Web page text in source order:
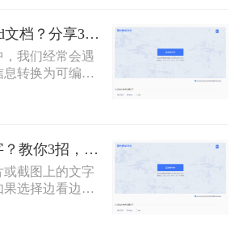
为word文档
绍几种将照片
，并给出具体的
图片怎么弄成word文档？分享3种简单方法，轻松搞定!
我们经常会遇
转换为可编辑
无论是扫描的文
们都希望能够
。那么图片怎
下面，我将详细
Word文档的方
作步骤。
如何将图片转文字？教你3招，轻松搞定图片转文字提取！
截图上的文字
选择边看边打
了。那么如何
简单，掌握以